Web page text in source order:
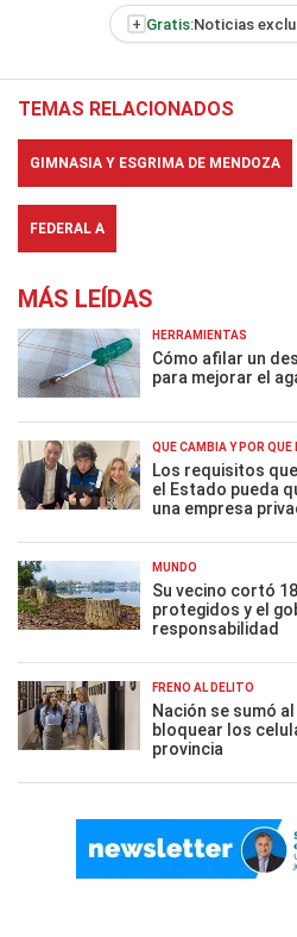
+ Gratis:Noticias
TEMAS RELACIONADOS
GIMNASIA Y ESGRIMA DE MENDOZA
FEDERAL A
MÁS LEÍDAS
HERRAMIENTAS
Cómo afilar un
para mejorar el
QUÉ CAMBIA Y POR QUÉ
Los requisitos
el Estado pueda
una empresa
MUNDO
Su vecino cortó
protegidos y el
responsabilidad
FRENO AL DELITO
Nación se sumó
bloquear los
provincia